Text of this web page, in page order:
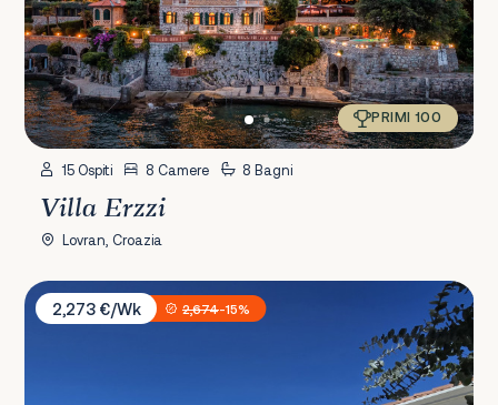
PRIMI 100
15 Ospiti 8 Camere 8 Bagni
Villa Erzzi
Lovran, Croazia
Villa Bellavista
2,273 €/Wk
2,674-15%